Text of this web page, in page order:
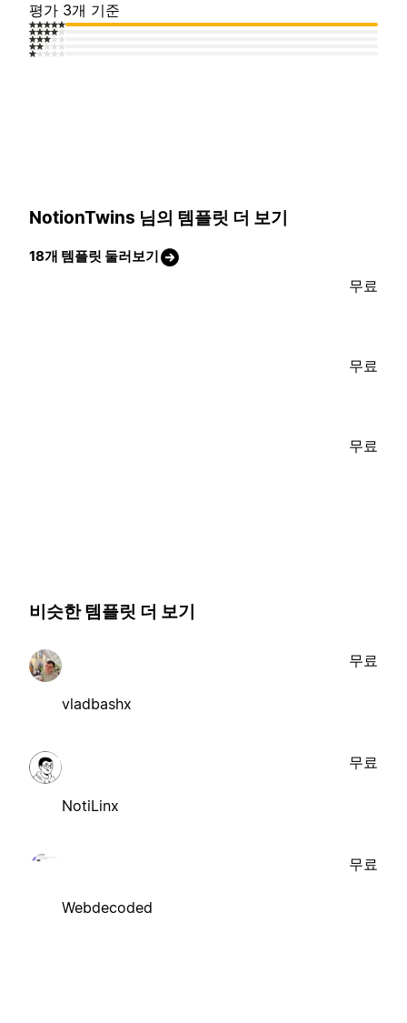
평가 3개 기준
NotionTwins 님의 템플릿 더 보기
18개 템플릿 둘러보기
무료
무료
무료
비슷한 템플릿 더 보기
vladbashx
무료
NotiLinx
무료
Webdecoded
무료